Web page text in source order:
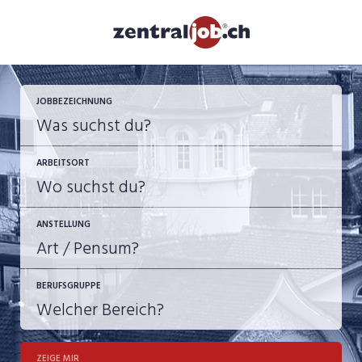
JOBBEZEICHNUNG
ARBEITSORT
ANSTELLUNG
JOB-TYP
10-100%
Festanstellung
BERUFSGRUPPE
ZEIGE MIR